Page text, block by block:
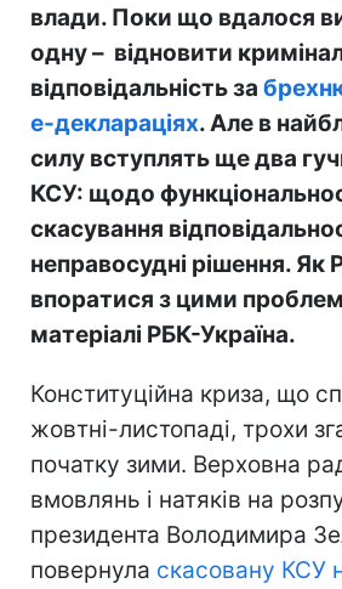
влади. Поки що вдалося
одну – відновити
відповідальність за
е-деклараціях. Але в
силу вступлять ще два
КСУ: щодо
скасування
неправосудні рішення. Як
впоратися з цими
матеріалі РБК-Україна.
Конституційна криза, що
жовтні-листопаді, трохи
початку зими. Верховна
вмовлянь і натяків на
президента Володимира
повернула скасовану КСУ